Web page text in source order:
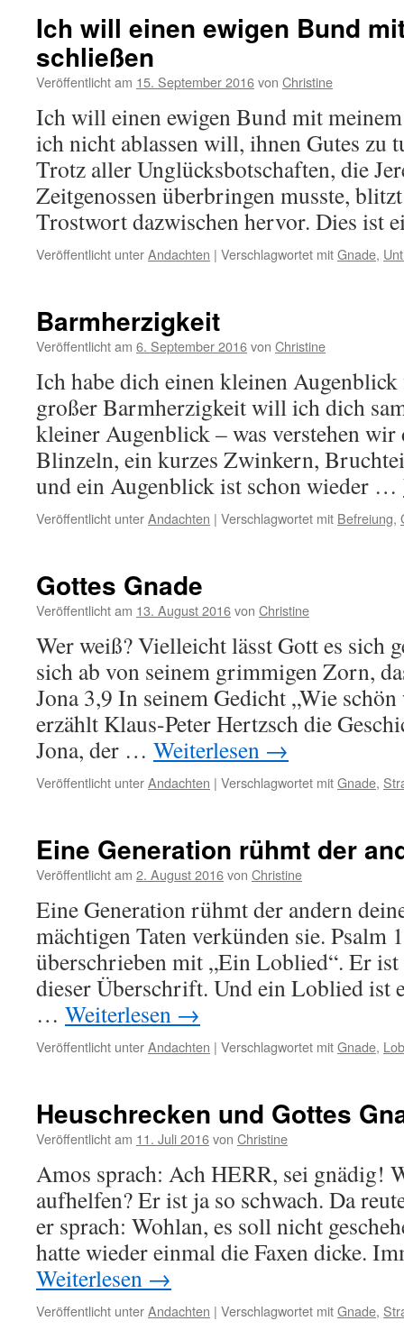
Ich will einen ewigen Bund
schließen
Veröffentlicht am 15. September 2016von Christine
Ich will einen ewigen Bund mit
ich nicht ablassen will, ihnen Gutes zu
Trotz aller Unglücksbotschaften, die
Zeitgenossen überbringen musste,
Trostwort dazwischen hervor. Dies ist
Veröffentlicht unterAndachten | Verschlagwortet mitGnade,
Barmherzigkeit
Veröffentlicht am 6. September 2016von Christine
Ich habe dich einen kleinen Augenblick
großer Barmherzigkeit will ich dich
kleiner Augenblick – was verstehen
Blinzeln, ein kurzes Zwinkern,
und ein Augenblick ist schon wieder …
Veröffentlicht unterAndachten | Verschlagwortet mit Befreiung,
Gottes Gnade
Veröffentlicht am 13. August 2016von Christine
Wer weiß? Vielleicht lässt Gott es sich
sich ab von seinem grimmigen Zorn,
Jona 3,9 In seinem Gedicht „Wie
erzählt Klaus-Peter Hertzsch die
Jona, der … Weiterlesen →
Veröffentlicht unterAndachten | Verschlagwortet mitGnade,
Eine Generation rühmt der
Veröffentlicht am 2. August 2016von Christine
Eine Generation rühmt der andern
mächtigen Taten verkünden sie. Psalm
überschrieben mit „Ein Loblied“. Er
dieser Überschrift. Und ein Loblied ist
… Weiterlesen →
Veröffentlicht unterAndachten | Verschlagwortet mitGnade,
Heuschrecken und Gottes
Veröffentlicht am 11. Juli 2016von Christine
Amos sprach: Ach HERR, sei gnädig!
aufhelfen? Er ist ja so schwach. Da
er sprach: Wohlan, es soll nicht
hatte wieder einmal die Faxen dicke.
Weiterlesen →
Veröffentlicht unterAndachten | Verschlagwortet mitGnade,